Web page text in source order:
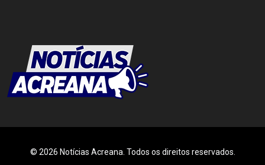
© 2026 Notícias Acreana. Todos os direitos reservados.